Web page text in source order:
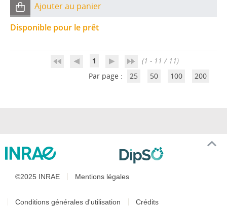
Ajouter au panier
Disponible pour le prêt
1
(1 - 11 / 11)
Par page :
25 50 100 200
©2025 INRAE Mentions légales
Conditions générales d'utilisation Crédits